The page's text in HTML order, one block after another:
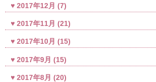
2017年12月 (7)
2017年11月 (21)
2017年10月 (15)
2017年9月 (15)
2017年8月 (20)